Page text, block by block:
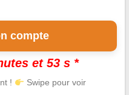
compte
et 53 s *
! Swipe pour voir